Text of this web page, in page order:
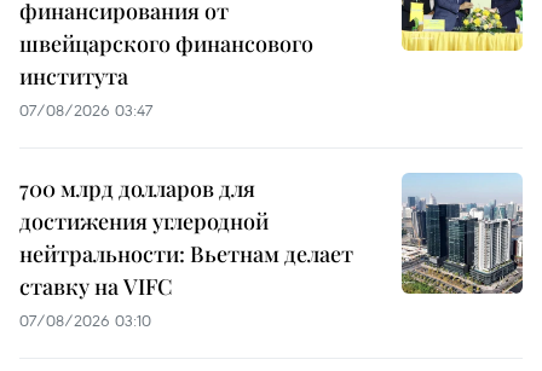
финансирования от
швейцарского финансового
института
07/08/2026 03:47
700 млрд долларов для
достижения углеродной
нейтральности: Вьетнам делает
ставку на VIFC
07/08/2026 03:10